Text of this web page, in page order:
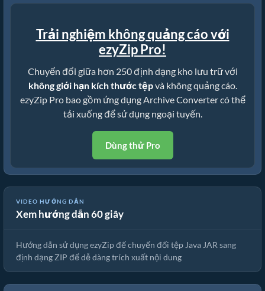
Trải nghiệm không quảng cáo với
ezyZip Pro!
Chuyển đổi giữa hơn 250 định dạng kho lưu trữ với
không giới hạn kích thước tệpvà không quảng cáo.
ezyZip Pro bao gồm ứng dụng Archive Converter có thể
tải xuống để sử dụng ngoại tuyến.
Dùng thử Pro
VIDEO HƯỚNG DẪN
Xem hướng dẫn 60 giây
Cách Chuyển Đổi JAR Thành ZIP Miễn Phí Trực Tuyến
Hướng dẫn sử dụng ezyZip để chuyển đổi tệp Java JAR sang
định dạng ZIP để dễ dàng trích xuất nội dung